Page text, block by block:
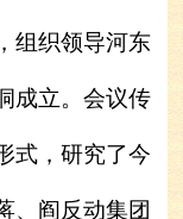
组织领导河东
成立。会议传
式，研究了今
、阎反动集团